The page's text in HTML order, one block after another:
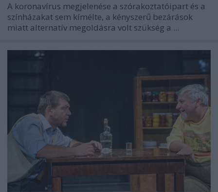
A koronavírus megjelenése a szórakoztatóipart és a
színházakat sem kímélte, a kényszerű bezárások
miatt alternatív megoldásra volt szükség a ...